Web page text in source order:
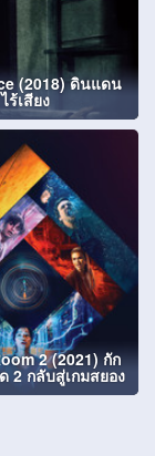
(2018) ดินแดน
ไร้เสียง
2 (2021) กัก
2 กลับสู่เกมสยอง